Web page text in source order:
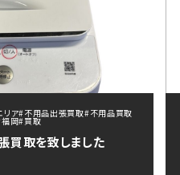
リア#不用品出張買取#不用品買取
岡#買取
買取を致しました